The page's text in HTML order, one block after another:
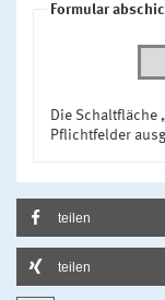
Formular
Die Schaltfläche
Pflichtfelder
teilen
teilen